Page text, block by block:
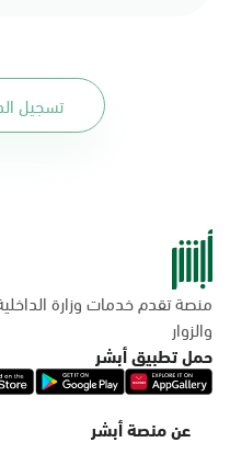
تسجيل
منصة تقدم خدمات وزارة
والزوار
حمل تطبيق أبشر
عن منصة أبشر